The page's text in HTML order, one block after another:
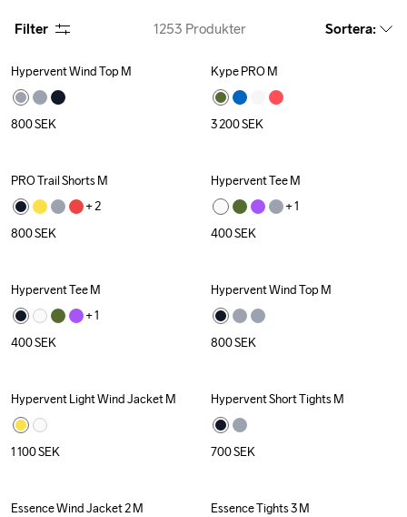
Filter 1253 Produkter Sortera:
Hypervent Wind Top M
800SEK
Kype PRO M
3 200SEK
PRO Trail Shorts M
+ 2
800SEK
Hypervent Tee M
+ 1
400SEK
Hypervent Tee M
+ 1
400SEK
Hypervent Wind Top M
800SEK
Hypervent Light Wind Jacket M
1 100SEK
Hypervent Short Tights M
700SEK
Essence Wind Jacket 2 M
Essence Tights 3 M